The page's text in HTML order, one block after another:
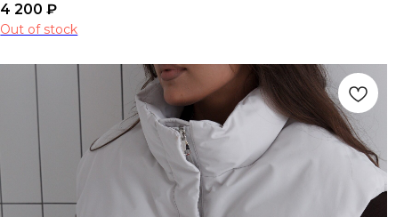
4 200 ₽
Out of stock